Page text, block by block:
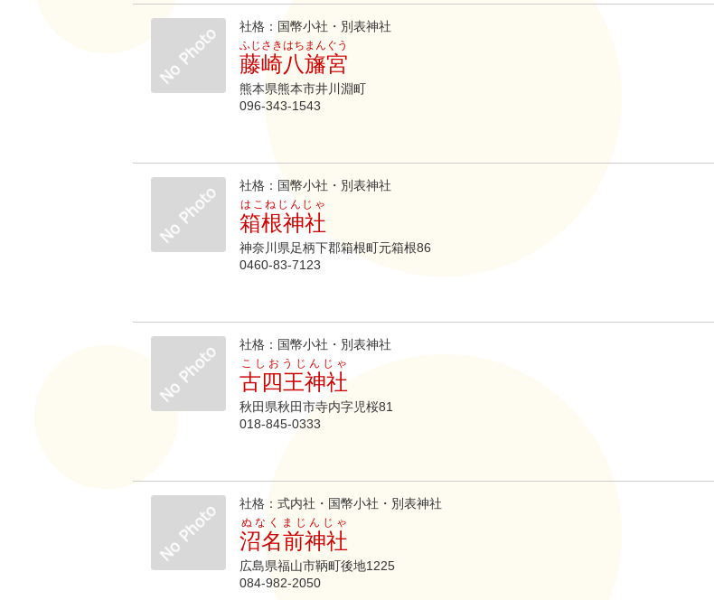
社格：国幣小社・別表神社
藤崎八旛宮
ふじさきはちまんぐう
熊本県熊本市井川淵町
096-343-1543
社格：国幣小社・別表神社
箱根神社
はこねじんじゃ
神奈川県足柄下郡箱根町元箱根86
0460-83-7123
社格：国幣小社・別表神社
古四王神社
こしおうじんじゃ
秋田県秋田市寺内字児桜81
018-845-0333
社格：式内社・国幣小社・別表神社
沼名前神社
ぬなくまじんじゃ
広島県福山市鞆町後地1225
084-982-2050